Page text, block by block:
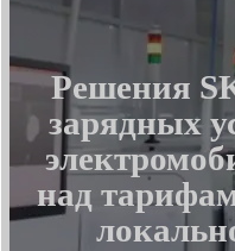
Решения
зарядных
над